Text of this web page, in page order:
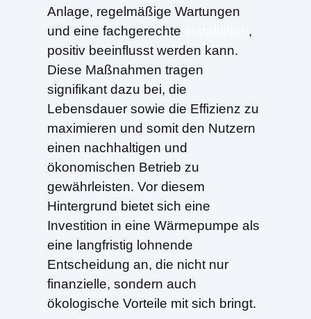
Anlage, regelmäßige Wartungen
und eine fachgerechte
,
positiv beeinflusst werden kann.
Diese Maßnahmen tragen
signifikant dazu bei, die
Lebensdauer sowie die Effizienz zu
maximieren und somit den Nutzern
einen nachhaltigen und
ökonomischen Betrieb zu
gewährleisten. Vor diesem
Hintergrund bietet sich eine
Investition in eine Wärmepumpe als
eine langfristig lohnende
Entscheidung an, die nicht nur
finanzielle, sondern auch
ökologische Vorteile mit sich bringt.